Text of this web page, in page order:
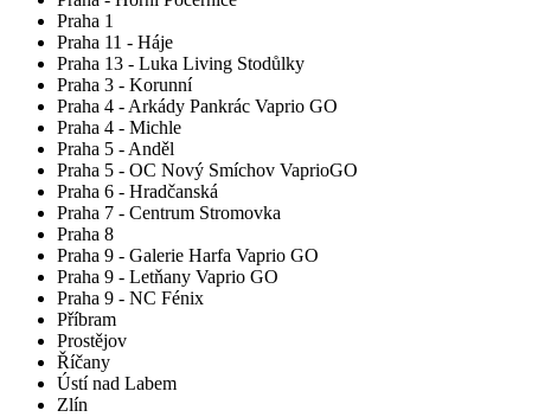
Praha 1
Praha 11 - Háje
Praha 13 - Luka Living Stodůlky
Praha 3 - Korunní
Praha 4 - Arkády Pankrác Vaprio GO
Praha 4 - Michle
Praha 5 - Anděl
Praha 5 - OC Nový Smíchov VaprioGO
Praha 6 - Hradčanská
Praha 7 - Centrum Stromovka
Praha 8
Praha 9 - Galerie Harfa Vaprio GO
Praha 9 - Letňany Vaprio GO
Praha 9 - NC Fénix
Příbram
Prostějov
Říčany
Ústí nad Labem
Zlín